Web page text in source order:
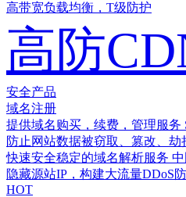
高带宽负载均衡，T级防护
高防
安全产品
域名注册
提供域名购买，续费，管理服务
防止网站数据被窃取、篡改、劫
快速安全稳定的域名解析服务
隐藏源站IP，构建大流量DDoS
HOT